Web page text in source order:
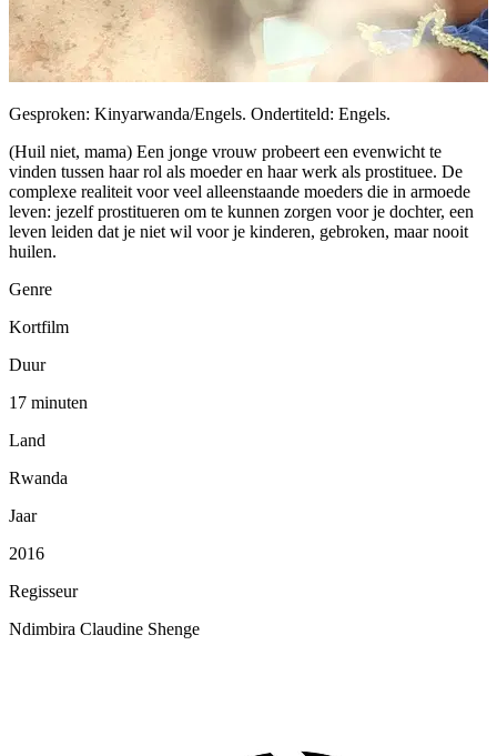
Gesproken: Kinyarwanda/Engels. Ondertiteld: Engels.
(Huil niet, mama) Een jonge vrouw probeert een evenwicht te
vinden tussen haar rol als moeder en haar werk als prostituee. De
complexe realiteit voor veel alleenstaande moeders die in armoede
leven: jezelf prostitueren om te kunnen zorgen voor je dochter, een
leven leiden dat je niet wil voor je kinderen, gebroken, maar nooit
huilen.
Genre
Kortfilm
Duur
17 minuten
Land
Rwanda
Jaar
2016
Regisseur
Ndimbira Claudine Shenge